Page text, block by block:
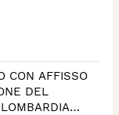
CON AFFISSO
DEL